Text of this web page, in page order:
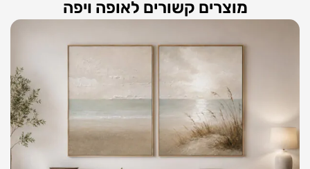
מוצרים קשורים לאופה ויפה